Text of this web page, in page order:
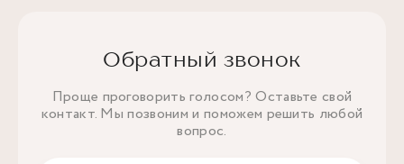
Обратный звонок
Проще проговорить голосом? Оставьте свой
контакт. Мы позвоним и поможем решить любой
вопрос.